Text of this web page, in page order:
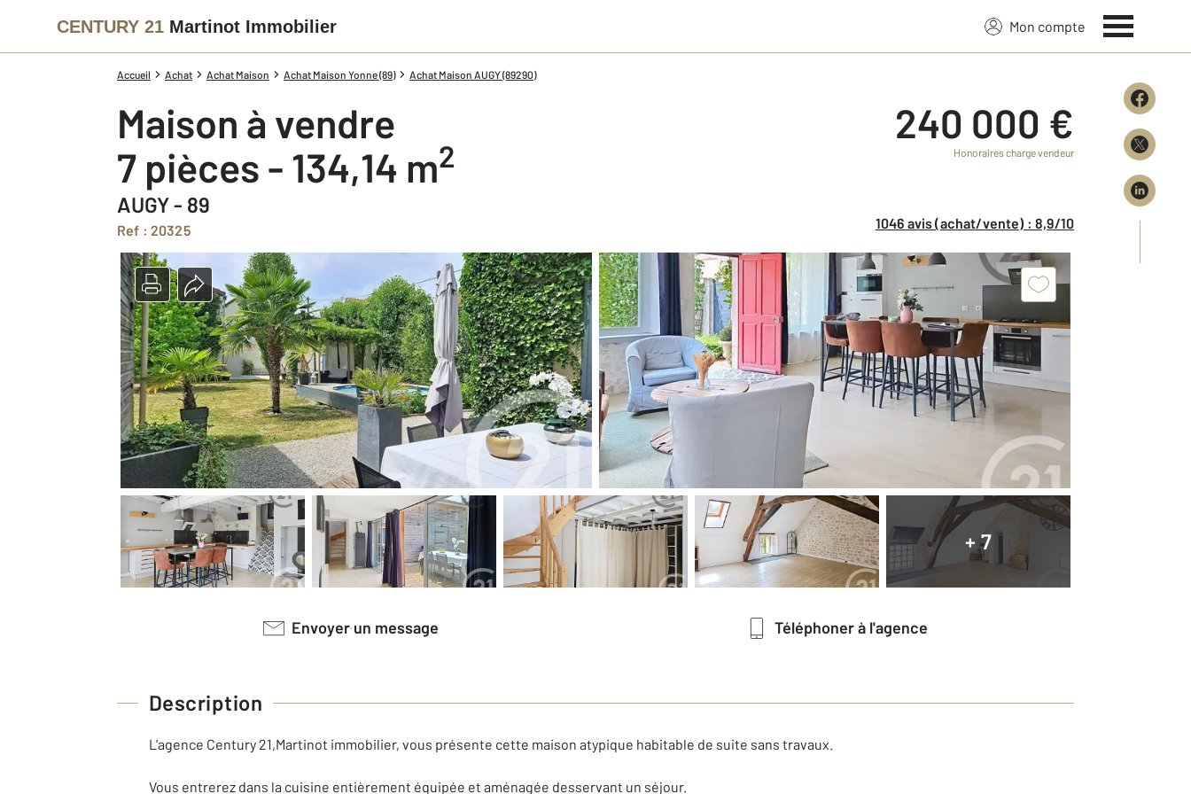
CENTURY 21 Martinot Immobilier Mon compte
Accueil Achat Achat Maison Achat Maison Yonne (89) Achat Maison AUGY (89290)
Maison à vendre
7 pièces - 134,14 m2
AUGY - 89
Ref : 20325
240 000 €
Honoraires charge vendeur
1046 avis (achat/vente) : 8,9/10
+ 7
Envoyer un message Téléphoner à l'agence
Description
L'agence Century 21,Martinot immobilier, vous présente cette maison atypique habitable de suite sans travaux.
Vous entrerez dans la cuisine entièrement équipée et aménagée desservant un séjour.